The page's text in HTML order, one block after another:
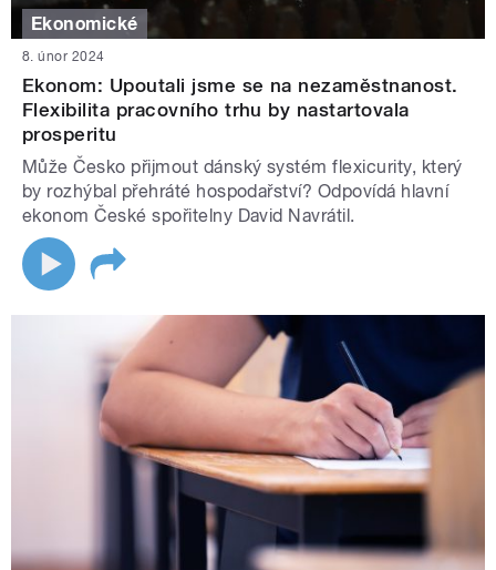
Ekonomické
8. únor 2024
Ekonom: Upoutali jsme se na nezaměstnanost.
Flexibilita pracovního trhu by nastartovala
prosperitu
Může Česko přijmout dánský systém flexicurity, který
by rozhýbal přehráté hospodařství? Odpovídá hlavní
ekonom České spořitelny David Navrátil.